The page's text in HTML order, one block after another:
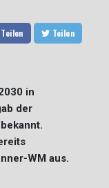
Teilen Teilen
in
der
WM aus.